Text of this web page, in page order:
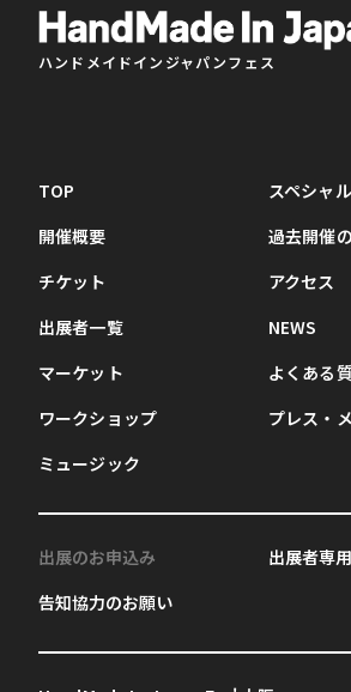
ハンドメイドインジャパンフェス
TOP
開催概要
チケット
出展者一覧
マーケット
ワークショップ
ミュージック
スペシャ
過去開催
アクセス
NEWS
よくある
プレス・
出展のお申込み
告知協力のお願い
出展者専